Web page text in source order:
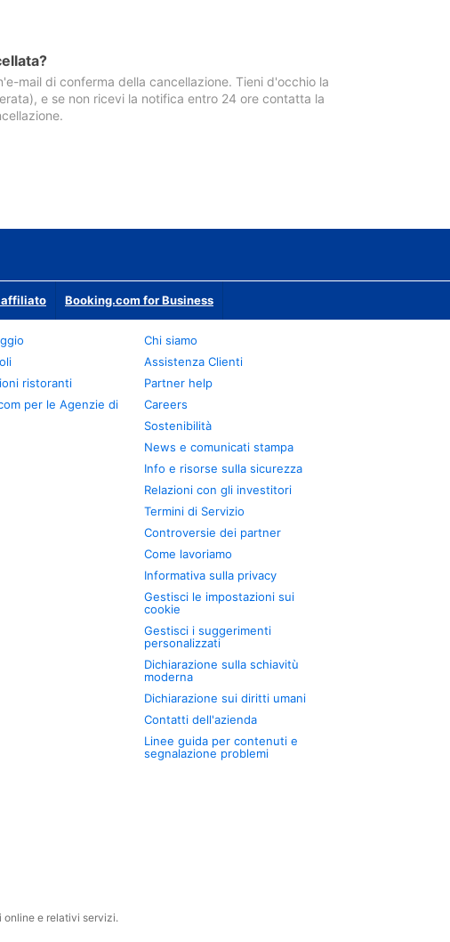
mail di conferma della cancellazione. Tieni d'occhio la
e se non ricevi la notifica entro 24 ore contatta la
affiliato Booking.com for Business
ristoranti
per le Agenzie di
Chi siamo
Assistenza Clienti
Partner help
Careers
Sostenibilità
News e comunicati stampa
Info e risorse sulla sicurezza
Relazioni con gli investitori
Termini di Servizio
Controversie dei partner
Come lavoriamo
Informativa sulla privacy
Gestisci le impostazioni sui
cookie
Gestisci i suggerimenti
personalizzati
Dichiarazione sulla schiavitù
moderna
Dichiarazione sui diritti umani
Contatti dell'azienda
Linee guida per contenuti e
segnalazione problemi
online e relativi servizi.